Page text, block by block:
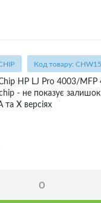
Код товару:
HP LJ Pro 4003/
- не показує
та X версіях